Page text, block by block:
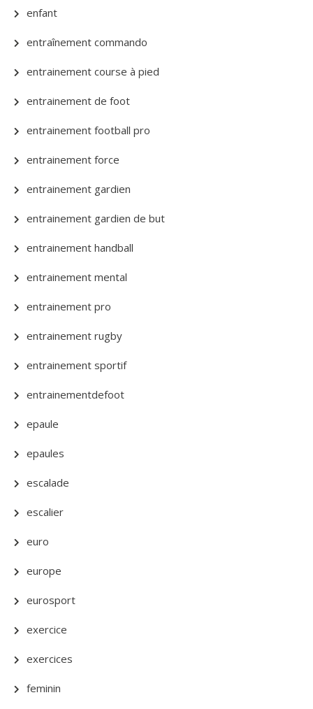
enfant
entraînement commando
entrainement course à pied
entrainement de foot
entrainement football pro
entrainement force
entrainement gardien
entrainement gardien de but
entrainement handball
entrainement mental
entrainement pro
entrainement rugby
entrainement sportif
entrainementdefoot
epaule
epaules
escalade
escalier
euro
europe
eurosport
exercice
exercices
feminin